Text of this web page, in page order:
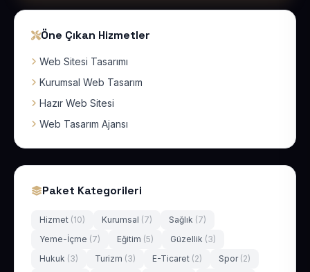
Öne Çıkan Hizmetler
Web Sitesi Tasarımı
Kurumsal Web Tasarım
Hazır Web Sitesi
Web Tasarım Ajansı
Paket Kategorileri
Hizmet (10) Kurumsal (7) Sağlık (7)
Yeme-İçme (7) Eğitim (5) Güzellik (3)
Hukuk (3) Turizm (3) E-Ticaret (2) Spor (2)